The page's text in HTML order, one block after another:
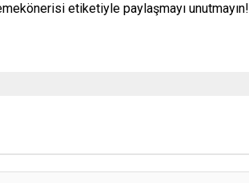
etiketiyle paylaşmayı unutmayın!